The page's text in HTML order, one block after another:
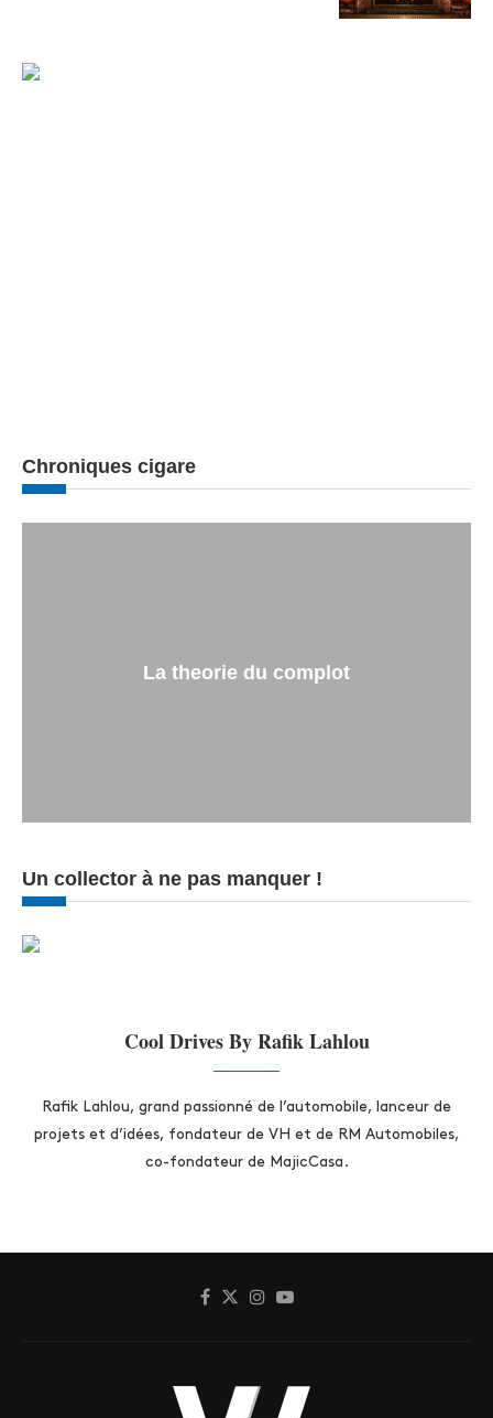
Chroniques cigare
La theorie du complot
Un collector à ne pas manquer !
Cool Drives By Rafik Lahlou
Rafik Lahlou, grand passionné de l’automobile, lanceur de
projets et d’idées, fondateur de VH et de RM Automobiles,
co-fondateur de MajicCasa.